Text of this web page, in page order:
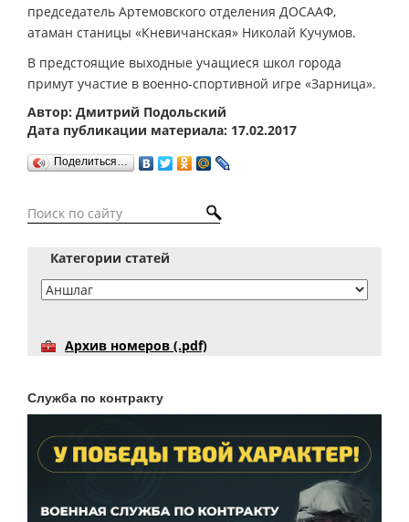
председатель Артемовского отделения ДОСААФ,
атаман станицы «Кневичанская» Николай Кучумов.
В предстоящие выходные учащиеся школ города
примут участие в военно-спортивной игре «Зарница».
Автор: Дмитрий Подольский
Дата публикации материала: 17.02.2017
Поделиться…
Категории статей
Архив номеров (.pdf)
Служба по контракту